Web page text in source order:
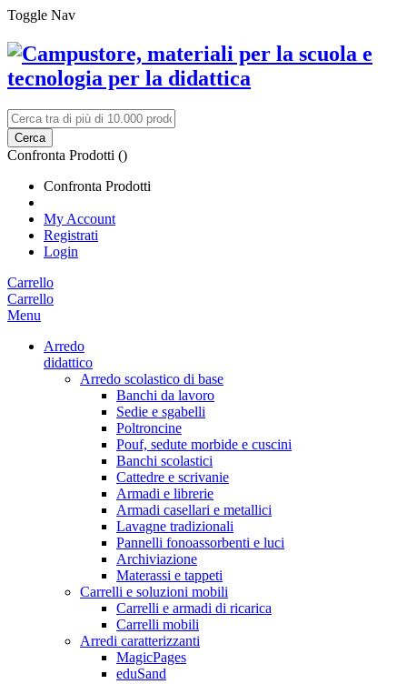
Toggle Nav
Cerca
Confronta Prodotti ()
Confronta Prodotti
My Account
Registrati
Login
Carrello
Carrello
Menu
Arredo
didattico
Arredo scolastico di base
Banchi da lavoro
Sedie e sgabelli
Poltroncine
Pouf, sedute morbide e cuscini
Banchi scolastici
Cattedre e scrivanie
Armadi e librerie
Armadi casellari e metallici
Lavagne tradizionali
Pannelli fonoassorbenti e luci
Archiviazione
Materassi e tappeti
Carrelli e soluzioni mobili
Carrelli e armadi di ricarica
Carrelli mobili
Arredi caratterizzanti
MagicPages
eduSand